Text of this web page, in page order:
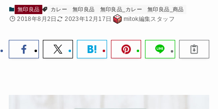
無印良品 カレー 無印良品 無印良品_カレー 無印良品_商品
2018年8月2日 2023年12月17日 mitok編集スタッフ